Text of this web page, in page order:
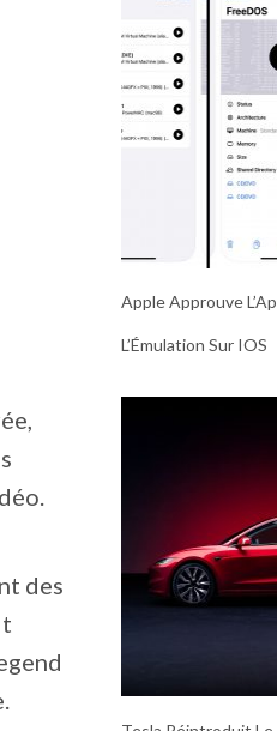
des
Apple Approuve
L’Émulation Sur IOS